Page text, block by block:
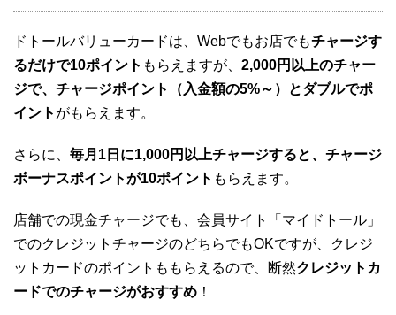
ドトールバリューカードは、Webでもお店でもチャージす
るだけで10ポイント もらえますが、 2,000円以上のチャー
ジで、チャージポイント（入金額の5%～）とダブルでポ
イント がもらえます。
さらに、 毎月1日に1,000円以上チャージすると、チャージ
ボーナスポイントが10ポイント もらえます。
店舗での現金チャージでも、会員サイト「マイドトール」
でのクレジットチャージのどちらでもOKですが、クレジ
ットカードのポイントももらえるので、断然クレジットカ
ードでのチャージがおすすめ ！